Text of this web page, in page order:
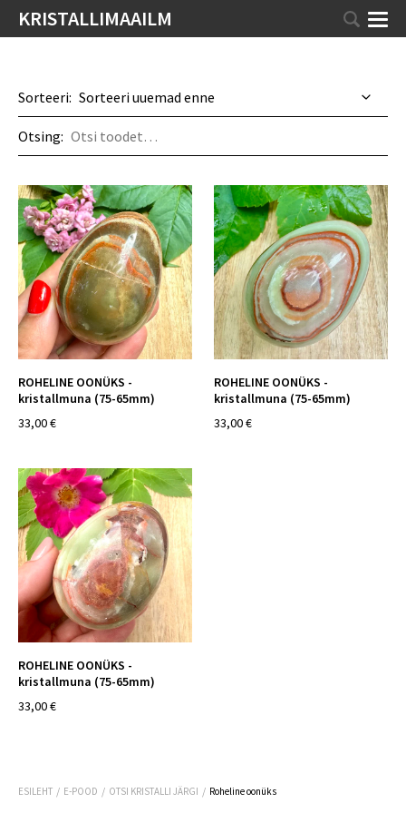
KRISTALLIMAAILM
Sorteeri:
Otsing:
ROHELINE OONÜKS -
kristallmuna (75-65mm)
33,00 €
ROHELINE OONÜKS -
kristallmuna (75-65mm)
33,00 €
ROHELINE OONÜKS -
kristallmuna (75-65mm)
33,00 €
ESILEHT / E-POOD / OTSI KRISTALLI JÄRGI / Roheline oonüks